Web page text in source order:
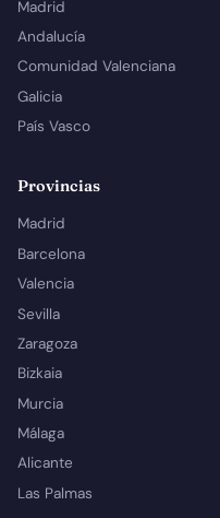
Madrid
Andalucía
Comunidad Valenciana
Galicia
País Vasco
Provincias
Madrid
Barcelona
Valencia
Sevilla
Zaragoza
Bizkaia
Murcia
Málaga
Alicante
Las Palmas